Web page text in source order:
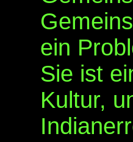
ein
Sie ist
Kultur,